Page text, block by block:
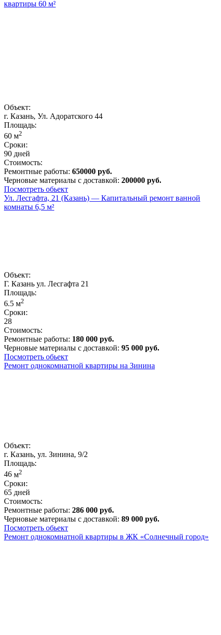
квартиры 60 м²
Объект:
г. Казань, Ул. Адоратского 44
Площадь:
60 м2
Сроки:
90 дней
Стоимость:
Ремонтные работы: 650000 руб.
Черновые материалы с доставкой: 200000 руб.
Посмотреть обьект
Ул. Лесгафта, 21 (Казань) — Капитальный ремонт ванной
комнаты 6,5 м²
Объект:
Г. Казань ул. Лесгафта 21
Площадь:
6.5 м2
Сроки:
28
Стоимость:
Ремонтные работы: 180 000 руб.
Черновые материалы с доставкой: 95 000 руб.
Посмотреть обьект
Ремонт однокомнатной квартиры на Зинина
Объект:
г. Казань, ул. Зинина, 9/2
Площадь:
46 м2
Сроки:
65 дней
Стоимость:
Ремонтные работы: 286 000 руб.
Черновые материалы с доставкой: 89 000 руб.
Посмотреть обьект
Ремонт однокомнатной квартиры в ЖК «Солнечный город»